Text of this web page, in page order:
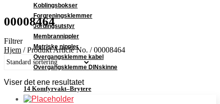
Koblingsbokser
Forgreningsklemmer
Jordingsutstyr
Membrannippler
Metriske nippler
Overgangsklemme kabel
Overgangsklemme DINskinne
14 Komfyrvakt–Brytere
00008464
Filtrer
Hjem /Produkt Article No. /00008464
Viser det ene resultatet